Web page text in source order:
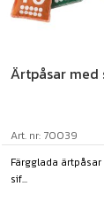
Ärtpåsar
Art. nr: 70039
Färgglada
sif...